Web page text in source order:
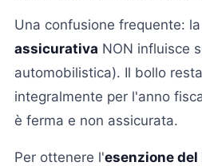
Una confusione frequente: la
assicurativa NON influisce
automobilistica). Il bollo
integralmente per l'anno
è ferma e non assicurata.
Per ottenere l'esenzione del